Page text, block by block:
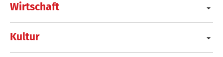
Wirtschaft
Kultur